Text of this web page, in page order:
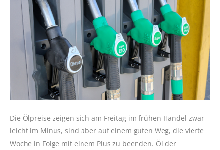
Die Ölpreise zeigen sich am Freitag im frühen Handel zwar
leicht im Minus, sind aber auf einem guten Weg, die vierte
Woche in Folge mit einem Plus zu beenden. Öl der